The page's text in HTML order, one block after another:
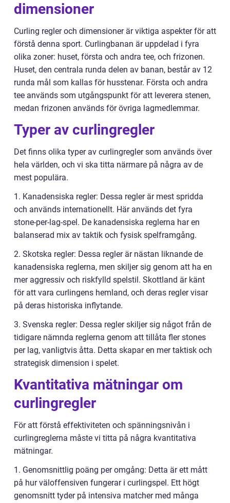
dimensioner
Curling regler och dimensioner är viktiga aspekter för att
förstå denna sport. Curlingbanan är uppdelad i fyra
olika zoner: huset, första och andra tee, och frizonen.
Huset, den centrala runda delen av banan, består av 12
runda mål som kallas för husstenar. Första och andra
tee används som utgångspunkt för att leverera stenen,
medan frizonen används för övriga lagmedlemmar.
Typer av curlingregler
Det finns olika typer av curlingregler som används över
hela världen, och vi ska titta närmare på några av de
mest populära.
1. Kanadensiska regler: Dessa regler är mest spridda
och används internationellt. Här används det fyra
stone-per-lag-spel. De kanadensiska reglerna har en
balanserad mix av taktik och fysisk spelframgång.
2. Skotska regler: Dessa regler är nästan liknande de
kanadensiska reglerna, men skiljer sig genom att ha en
mer aggressiv och riskfylld spelstil. Skottland är känt
för att vara curlingens hemland, och deras regler visar
på deras historiska inflytande.
3. Svenska regler: Dessa regler skiljer sig något från de
tidigare nämnda reglerna genom att tillåta fler stones
per lag, vanligtvis åtta. Detta skapar en mer taktisk och
strategisk dimension i spelet.
Kvantitativa mätningar om
curlingregler
För att förstå effektiviteten och spänningsnivån i
curlingreglerna måste vi titta på några kvantitativa
mätningar.
1. Genomsnittlig poäng per omgång: Detta är ett mått
på hur väloffensiven fungerar i curlingspel. Ett högt
genomsnitt tyder på intensiva matcher med många